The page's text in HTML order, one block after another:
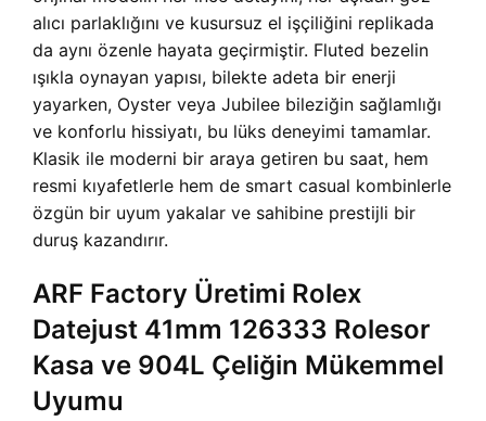
alıcı parlaklığını ve kusursuz el işçiliğini replikada
da aynı özenle hayata geçirmiştir. Fluted bezelin
ışıkla oynayan yapısı, bilekte adeta bir enerji
yayarken, Oyster veya Jubilee bileziğin sağlamlığı
ve konforlu hissiyatı, bu lüks deneyimi tamamlar.
Klasik ile moderni bir araya getiren bu saat, hem
resmi kıyafetlerle hem de smart casual kombinlerle
özgün bir uyum yakalar ve sahibine prestijli bir
duruş kazandırır.
ARF Factory Üretimi Rolex
Datejust 41mm 126333 Rolesor
Kasa ve 904L Çeliğin Mükemmel
Uyumu